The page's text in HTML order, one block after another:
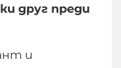
друг преди
и